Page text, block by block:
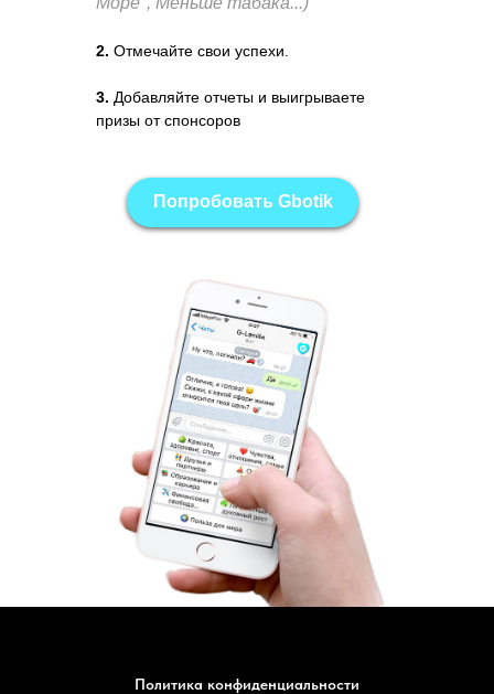
2. Отмечайте свои успехи.
3. Добавляйте отчеты и выигрываете
призы от спонсоров
Попробовать Gbotik
Политика конфиденциальности